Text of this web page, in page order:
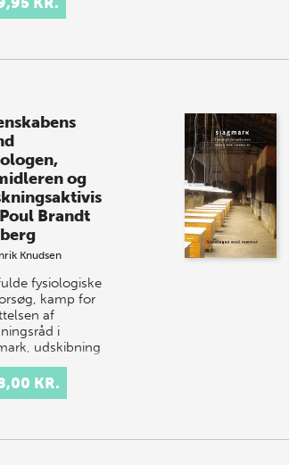
og
Brandt
Knudsen
fysiologiske
kamp for
af
i
udskibning
jøder i
og fredsarbejde i
KR.